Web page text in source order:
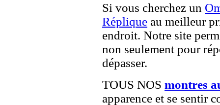
Si vous cherchez un
Réplique au meilleur
endroit. Notre site
non seulement pour
dépasser.
TOUS NOS montres
apparence et se sentir